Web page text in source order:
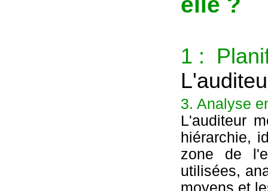
3. Analyse
L'auditeur
hiérarchie,
zone de
utilisées,
moyens et
1 :
adapté
- effectif,
-
Nous
potentiels :
- les rejets
- les
- les
chaleur,